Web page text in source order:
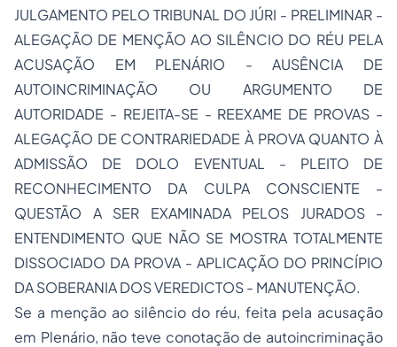
JULGAMENTO PELO TRIBUNAL DO JÚRI - PRELIMINAR -
ALEGAÇÃO DE MENÇÃO AO SILÊNCIO DO RÉU PELA
ACUSAÇÃO EM PLENÁRIO - AUSÊNCIA DE
AUTOINCRIMINAÇÃO OU ARGUMENTO DE
AUTORIDADE - REJEITA-SE - REEXAME DE PROVAS -
ALEGAÇÃO DE CONTRARIEDADE À PROVA QUANTO À
ADMISSÃO DE DOLO EVENTUAL - PLEITO DE
RECONHECIMENTO DA CULPA CONSCIENTE -
QUESTÃO A SER EXAMINADA PELOS JURADOS -
ENTENDIMENTO QUE NÃO SE MOSTRA TOTALMENTE
DISSOCIADO DA PROVA - APLICAÇÃO DO PRINCÍPIO
DA SOBERANIA DOS VEREDICTOS - MANUTENÇÃO.
Se a menção ao silêncio do réu, feita pela acusação
em Plenário, não teve conotação de autoincriminação